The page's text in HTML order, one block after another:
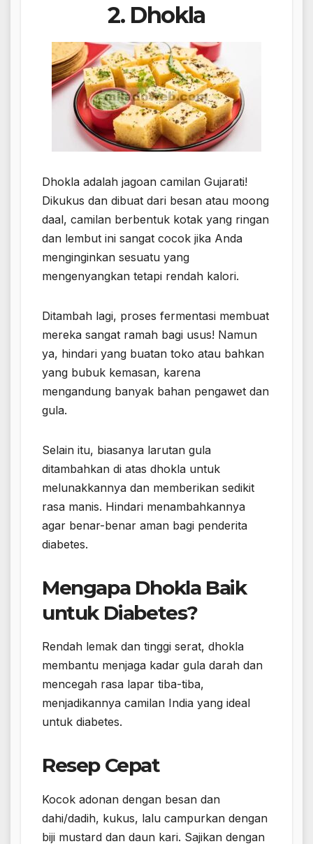
2. Dhokla
Dhokla adalah jagoan camilan Gujarati!
Dikukus dan dibuat dari besan atau moong
daal, camilan berbentuk kotak yang ringan
dan lembut ini sangat cocok jika Anda
menginginkan sesuatu yang
mengenyangkan tetapi rendah kalori.
Ditambah lagi, proses fermentasi membuat
mereka sangat ramah bagi usus! Namun
ya, hindari yang buatan toko atau bahkan
yang bubuk kemasan, karena
mengandung banyak bahan pengawet dan
gula.
Selain itu, biasanya larutan gula
ditambahkan di atas dhokla untuk
melunakkannya dan memberikan sedikit
rasa manis. Hindari menambahkannya
agar benar-benar aman bagi penderita
diabetes.
Mengapa Dhokla Baik
untuk Diabetes?
Rendah lemak dan tinggi serat, dhokla
membantu menjaga kadar gula darah dan
mencegah rasa lapar tiba-tiba,
menjadikannya camilan India yang ideal
untuk diabetes.
Resep Cepat
Kocok adonan dengan besan dan
dahi/dadih, kukus, lalu campurkan dengan
biji mustard dan daun kari. Sajikan dengan